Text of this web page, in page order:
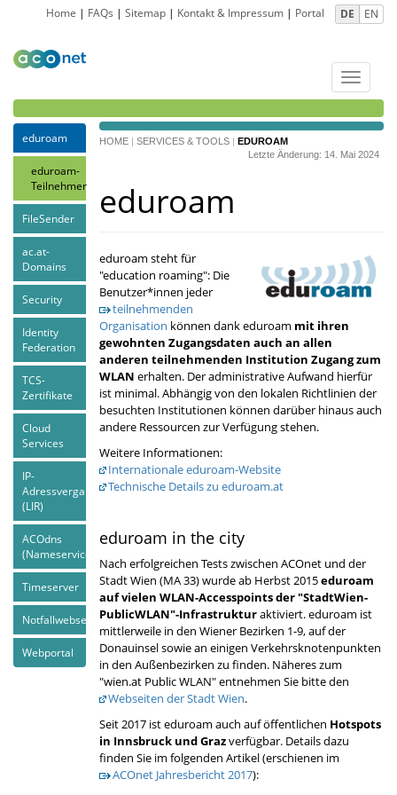
Home | FAQs | Sitemap | Kontakt & Impressum | Portal DE EN
Toggle
eduroam
eduroam-
Teilnehmer
FileSender
ac.at-
Domains
Security
Identity
Federation
TCS-
Zertifikate
Cloud
Services
IP-
Adressvergabe
(LIR)
ACOdns
(Nameservices)
Timeserver
Notfallwebseite
Webportal
HOME | SERVICES & TOOLS | EDUROAM
Letzte Änderung: 14. Mai 2024
eduroam
eduroam steht für
"education roaming": Die
Benutzer*innen jeder
teilnehmenden
Organisation können dank eduroam mit ihren
gewohnten Zugangsdaten auch an allen
anderen teilnehmenden Institution Zugang zum
WLAN erhalten. Der administrative Aufwand hierfür
ist minimal. Abhängig von den lokalen Richtlinien der
besuchten Institutionen können darüber hinaus auch
andere Ressourcen zur Verfügung stehen.
Weitere Informationen:
Internationale eduroam-Website
Technische Details zu eduroam.at
eduroam in the city
Nach erfolgreichen Tests zwischen ACOnet und der
Stadt Wien (MA 33) wurde ab Herbst 2015eduroam
auf vielen WLAN-Accesspoints der "StadtWien-
PublicWLAN"-Infrastrukturaktiviert. eduroam ist
mittlerweile in den Wiener Bezirken 1-9, auf der
Donauinsel sowie an einigen Verkehrsknotenpunkten
in den Außenbezirken zu finden. Näheres zum
"wien.at Public WLAN" entnehmen Sie bitte den
Webseiten der Stadt Wien.
Seit 2017 ist eduroam auch auf öffentlichen Hotspots
in Innsbruck und Grazverfügbar. Details dazu
finden Sie im folgenden Artikel (erschienen im
ACOnet Jahresbericht 2017):